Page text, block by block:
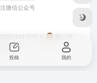
微信公众号
号-1
黑公网
号
投稿 我的